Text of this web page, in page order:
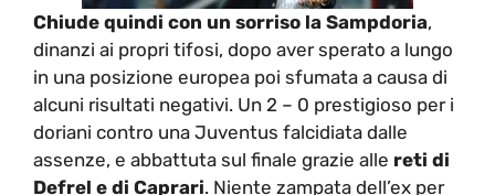
Chiude quindi con un sorriso la Sampdoria,
dinanzi ai propri tifosi, dopo aver sperato a lungo
in una posizione europea poi sfumata a causa di
alcuni risultati negativi. Un 2 – 0 prestigioso per i
doriani contro una Juventus falcidiata dalle
assenze, e abbattuta sul finale grazie alle reti di
Defrel e di Caprari. Niente zampata dell’ex per